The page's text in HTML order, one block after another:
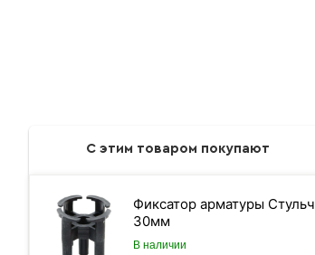
С этим товаром покупают
Фиксатор арматуры
30мм
В наличии